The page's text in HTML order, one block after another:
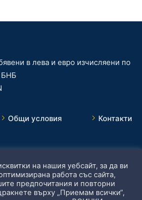
в лева и евро изчисляени по
БНБ
Общи условия Контакти
на нашия уебсайт, за да ви
работа със сайта,
предпочитания и повторни
върху „Приемам всички“,